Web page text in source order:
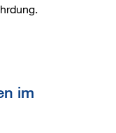
im